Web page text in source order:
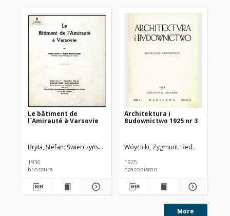
Le bâtiment de
l`Amirauté à Varsovie
Bryła, Stefan Świerczyński, Rudolf
1936
broszura
Architektura i
Budownictwo 1925 nr 3
Wóycicki, Zygmunt. Red.
1925
czasopismo
More